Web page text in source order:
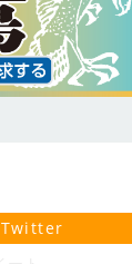
Twitter